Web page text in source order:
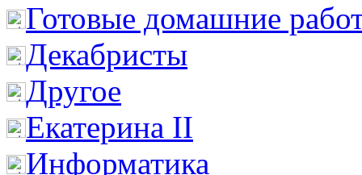
Готовые домашние
Декабристы
Другое
Екатерина II
Информатика